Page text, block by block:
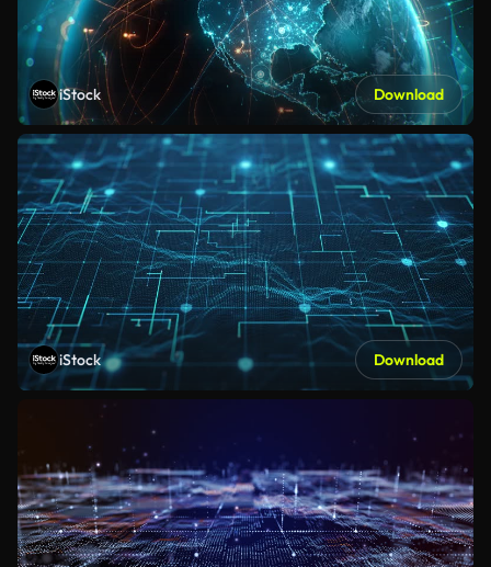
iStock Download
iStock Download